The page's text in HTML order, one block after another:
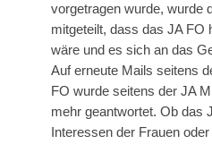
vorgetragen wurde, wurde
mitgeteilt, dass das JA FO
wäre und es sich an das
Auf erneute Mails seitens
FO wurde seitens der JA
mehr geantwortet. Ob das
Interessen der Frauen